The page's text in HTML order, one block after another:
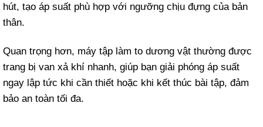
hút, tạo áp suất phù hợp với ngưỡng chịu đựng của bản
thân.
Quan trọng hơn, máy tập làm to dương vật thường được
trang bị van xả khí nhanh, giúp bạn giải phóng áp suất
ngay lập tức khi cần thiết hoặc khi kết thúc bài tập, đảm
bảo an toàn tối đa.